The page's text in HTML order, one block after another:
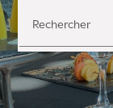
Rechercher